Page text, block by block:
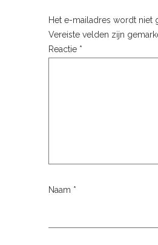
Het e-mailadres wordt niet
Vereiste velden zijn
Reactie *
Naam *